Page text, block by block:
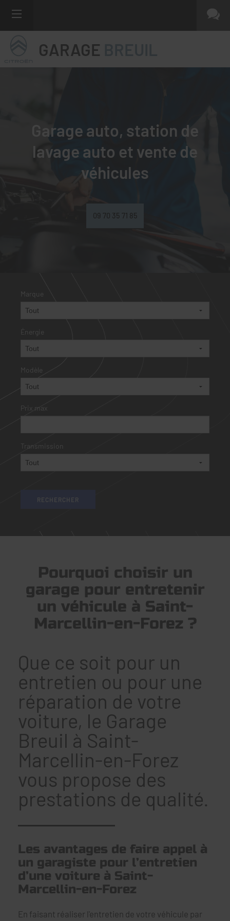
GARAGE
Garage auto, station de
lavage auto et vente de
véhicules
09 70 35 71 85
Marque
Énergie
Modèle
Prix max
Transmission
Pourquoi choisir un
garage pour entretenir
un véhicule à Saint-
Marcellin-en-Forez ?
Que ce soit pour un
entretien ou pour une
réparation de votre
voiture, le Garage
Breuil à Saint-
Marcellin-en-Forez
vous propose des
prestations de qualité.
Les avantages de faire appel à
un garagiste pour l’entretien
d’une voiture à Saint-
Marcellin-en-Forez
En faisant réaliser l'entretien de votre véhicule par